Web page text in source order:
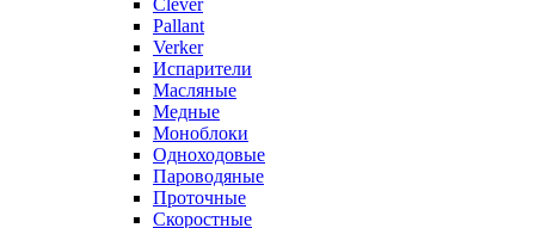
Clever
Pallant
Verker
Испарители
Масляные
Медные
Моноблоки
Одноходовые
Пароводяные
Проточные
Скоростные